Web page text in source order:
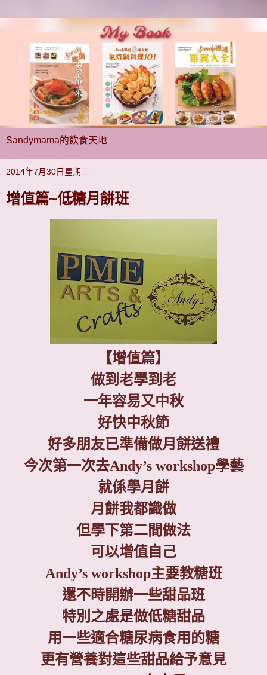
Sandymama的飲食天地
2014年7月30日星期三
增值篇~低糖月餅班
【增值篇】
做到老學到老
一年容易又中秋
好快中秋節
好多朋友已準備做月餅送禮
今次第一次去Andy’s workshop學藝
就係學月餅
月餅我都識做
但學下第二間做法
可以增值自己
Andy’s workshop主要教糖班
還不時開辦一些甜品班
特別之處是做低糖甜品
用一些適合糖尿病食用的糖
更有營養對這些甜品給予意見